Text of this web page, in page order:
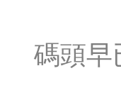
碼頭早